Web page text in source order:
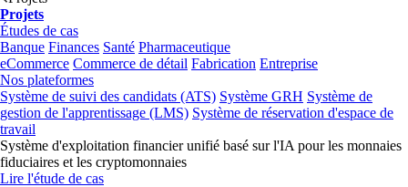
Projets
Études de cas
Banque Finances Santé Pharmaceutique
eCommerce Commerce de détail Fabrication Entreprise
Nos plateformes
Système de suivi des candidats (ATS) Système GRH Système de
gestion de l'apprentissage (LMS) Système de réservation d'espace de
travail
Système d'exploitation financier unifié basé sur l'IA pour les monnaies
fiduciaires et les cryptomonnaies
Lire l'étude de cas